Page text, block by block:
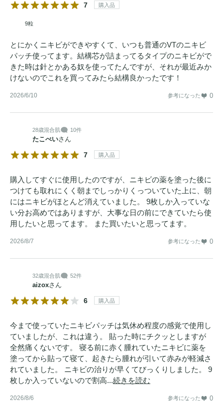
7 購入品
9粒
とにかくニキビができやすくて、いつも普通のVTのニキビ
パッチ使ってます。結構芯が詰まってるタイプのニキビがで
きた時は針とかある奴を使ってたんですが、それが最近みか
けないのでこれを買ってみたら結構良かったです！
2026/6/10 参考になった 0
28歳混合肌 10件
たこべいさん
7 購入品
購入してすぐに使用したのですが、ニキビの薬を塗った後に
つけても取れにくく朝までしっかりくっついていた上に、朝
にはニキビがほとんど消えていました。 9枚しか入っていな
い分お高めではありますが、大事な日の前にできていたら使
用したいと思ってます。 また買いたいと思ってます。
2026/8/7 参考になった 0
32歳混合肌 52件
aizoxさん
6 購入品
今まで使っていたニキビパッチは気休め程度の感覚で使用し
ていましたが、これは違う。 貼った時にチクッとしますが
全然痛くないです。 寝る前に赤く腫れていたニキビに薬を
塗ってから貼って寝て、起きたら腫れが引いて赤みが軽減さ
れていました。 ニキビの治りが早くてびっくりしました。 9
枚しか入っていないので割高...続きを読む
2026/8/6 参考になった 0